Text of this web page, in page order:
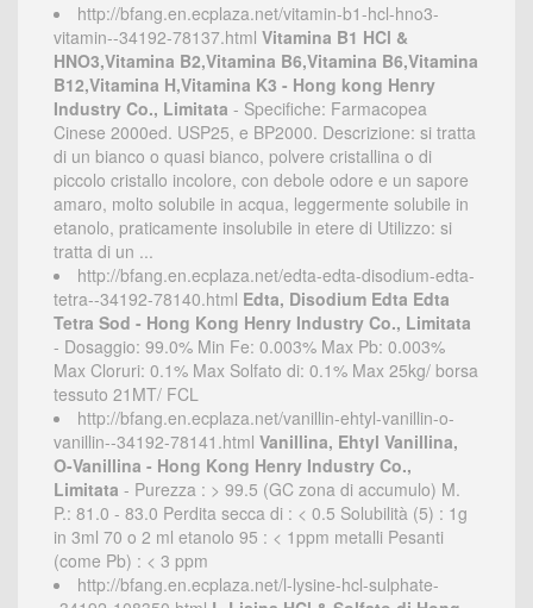
http://bfang.en.ecplaza.net/vitamin-b1-hcl-hno3-
vitamin--34192-78137.html Vitamina B1 HCl &
HNO3,Vitamina B2,Vitamina B6,Vitamina B6,Vitamina
B12,Vitamina H,Vitamina K3 - Hong kong Henry
Industry Co., Limitata - Specifiche: Farmacopea
Cinese 2000ed. USP25, e BP2000. Descrizione: si tratta
di un bianco o quasi bianco, polvere cristallina o di
piccolo cristallo incolore, con debole odore e un sapore
amaro, molto solubile in acqua, leggermente solubile in
etanolo, praticamente insolubile in etere di Utilizzo: si
tratta di un ...
http://bfang.en.ecplaza.net/edta-edta-disodium-edta-
tetra--34192-78140.html Edta, Disodium Edta Edta
Tetra Sod - Hong Kong Henry Industry Co., Limitata
- Dosaggio: 99.0% Min Fe: 0.003% Max Pb: 0.003%
Max Cloruri: 0.1% Max Solfato di: 0.1% Max 25kg/ borsa
tessuto 21MT/ FCL
http://bfang.en.ecplaza.net/vanillin-ehtyl-vanillin-o-
vanillin--34192-78141.html Vanillina, Ehtyl Vanillina,
O-Vanillina - Hong Kong Henry Industry Co.,
Limitata - Purezza : > 99.5 (GC zona di accumulo) M.
P.: 81.0 - 83.0 Perdita secca di : < 0.5 Solubilità (5) : 1g
in 3ml 70 o 2 ml etanolo 95 : < 1ppm metalli Pesanti
(come Pb) : < 3 ppm
http://bfang.en.ecplaza.net/l-lysine-hcl-sulphate-